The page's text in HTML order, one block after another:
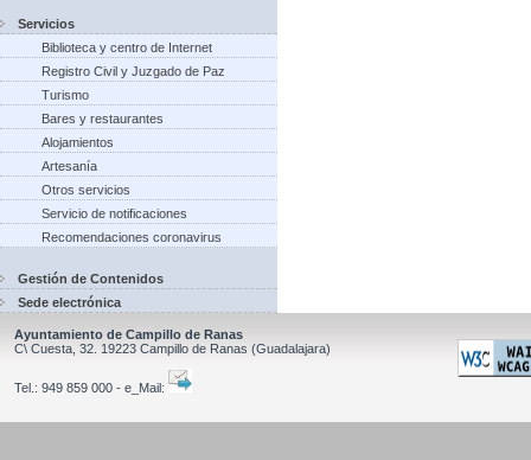
Servicios
Biblioteca y centro de Internet
Registro Civil y Juzgado de Paz
Turismo
Bares y restaurantes
Alojamientos
Artesanía
Otros servicios
Servicio de notificaciones
Recomendaciones coronavirus
Gestión de Contenidos
Sede electrónica
Ayuntamiento de Campillo de Ranas
C\ Cuesta, 32. 19223 Campillo de Ranas (Guadalajara)
Tel.: 949 859 000 - e_Mail: